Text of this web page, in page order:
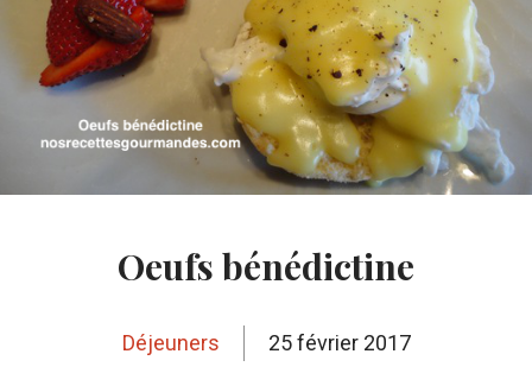
Oeufs bénédictine
Déjeuners 25 février 2017